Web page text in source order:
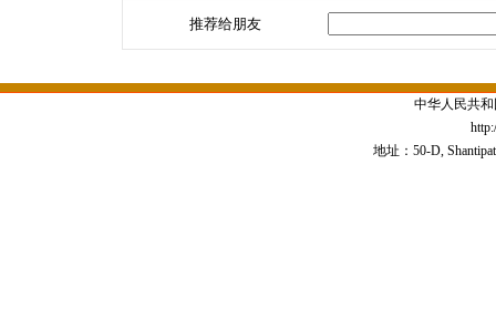
推荐给朋友
中华人民共
地址：50-D,